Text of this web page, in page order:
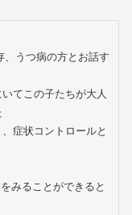
、うつ病の方とお話す
てこの子たちが大人
症状コントロールと
みることができると